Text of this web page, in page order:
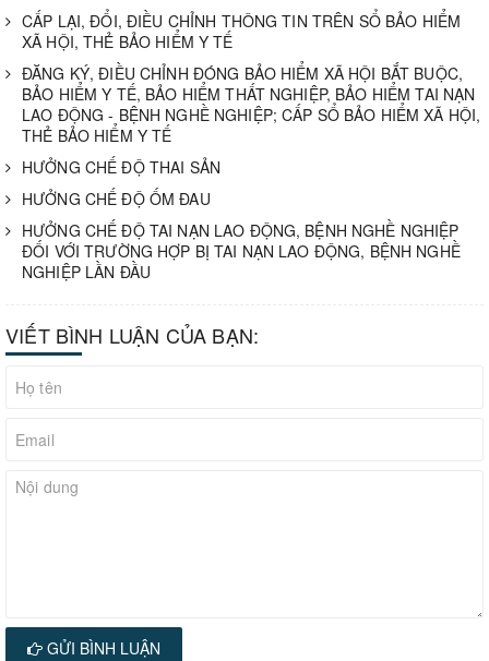
CẤP LẠI, ĐỔI, ĐIỀU CHỈNH THÔNG TIN TRÊN SỔ BẢO HIỂM
XÃ HỘI, THẺ BẢO HIỂM Y TẾ
ĐĂNG KÝ, ĐIỀU CHỈNH ĐÓNG BẢO HIỂM XÃ HỘI BẮT BUỘC,
BẢO HIỂM Y TẾ, BẢO HIỂM THẤT NGHIỆP, BẢO HIỂM TAI NẠN
LAO ĐỘNG - BỆNH NGHỀ NGHIỆP; CẤP SỔ BẢO HIỂM XÃ HỘI,
THẺ BẢO HIỂM Y TẾ
HƯỞNG CHẾ ĐỘ THAI SẢN
HƯỞNG CHẾ ĐỘ ỐM ĐAU
HƯỞNG CHẾ ĐỘ TAI NẠN LAO ĐỘNG, BỆNH NGHỀ NGHIỆP
ĐỐI VỚI TRƯỜNG HỢP BỊ TAI NẠN LAO ĐỘNG, BỆNH NGHỀ
NGHIỆP LẦN ĐẦU
VIẾT BÌNH LUẬN CỦA BẠN:
GỬI BÌNH LUẬN